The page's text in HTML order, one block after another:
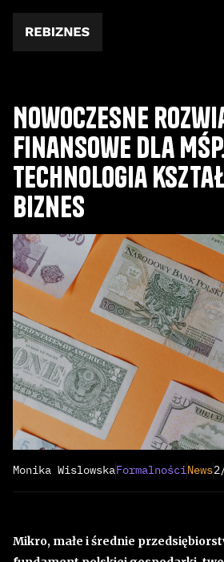
Nowoczesne
finansowe dla
technologia
biznes
Monika WislowskaFormalnościNews
Mikro, małe i średnie